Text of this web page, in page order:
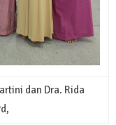
dan Dra. Rida